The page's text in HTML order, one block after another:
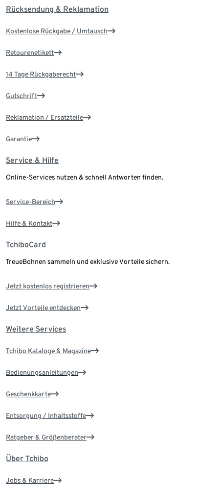
Rücksendung & Reklamation
Kostenlose Rückgabe / Umtausch
Retourenetikett
14 Tage Rückgaberecht
Gutschrift
Reklamation / Ersatzteile
Garantie
Service & Hilfe
Online-Services nutzen & schnell Antworten finden.
Service-Bereich
Hilfe & Kontakt
TchiboCard
TreueBohnen sammeln und exklusive Vorteile sichern.
Jetzt kostenlos registrieren
Jetzt Vorteile entdecken
Weitere Services
Tchibo Kataloge & Magazine
Bedienungsanleitungen
Geschenkkarte
Entsorgung / Inhaltsstoffe
Ratgeber & Größenberater
Über Tchibo
Jobs & Karriere